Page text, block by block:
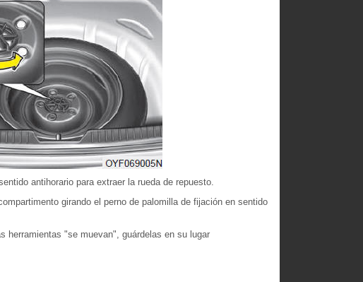
antihorario para extraer la rueda de repuesto.
girando el perno de palomilla de fijación en sentido
herramientas "se muevan", guárdelas en su lugar